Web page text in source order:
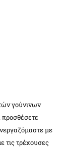
γούνινων
προσθέσετε
με
τις τρέχουσες